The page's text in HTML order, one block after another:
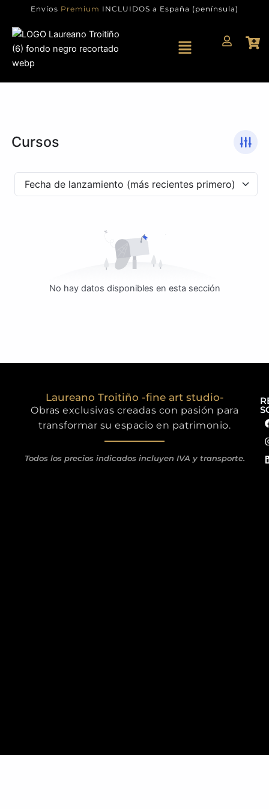
contenido
Envíos Premium INCLUIDOS a España (península)
Menú
Cursos
No hay datos disponibles en esta sección
Laureano Troitiño -fine art studio-
Obras exclusivas creadas con pasión para
transformar su espacio en patrimonio.
Todos los precios indicados incluyen IVA y transporte.